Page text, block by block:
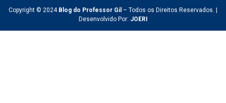
Copyright © 2024 Blog do Professor Gil – Todos os Direitos Reservados. |
Desenvolvido Por: JOERI